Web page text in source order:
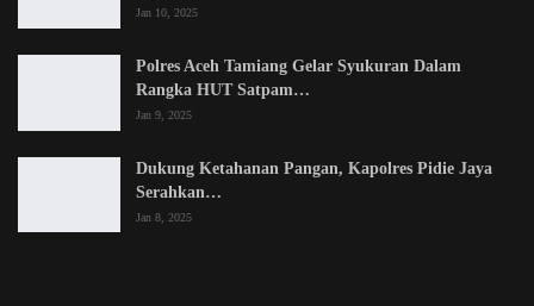
Jan 10, 2025
Polres Aceh Tamiang Gelar Syukuran Dalam
Rangka HUT Satpam…
Jan 9, 2025
Dukung Ketahanan Pangan, Kapolres Pidie Jaya
Serahkan…
Jan 8, 2025